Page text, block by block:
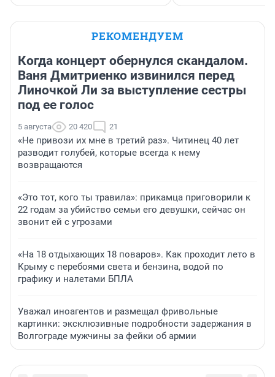
РЕКОМЕНДУЕМ
Когда концерт обернулся скандалом.
Ваня Дмитриенко извинился перед
Линочкой Ли за выступление сестры
под ее голос
5 августа 20 420 21
«Не привози их мне в третий раз». Читинец 40 лет
разводит голубей, которые всегда к нему
возвращаются
«Это тот, кого ты травила»: прикамца приговорили к
22 годам за убийство семьи его девушки, сейчас он
звонит ей с угрозами
«На 18 отдыхающих 18 поваров». Как проходит лето в
Крыму с перебоями света и бензина, водой по
графику и налетами БПЛА
Уважал иноагентов и размещал фривольные
картинки: эксклюзивные подробности задержания в
Волгограде мужчины за фейки об армии